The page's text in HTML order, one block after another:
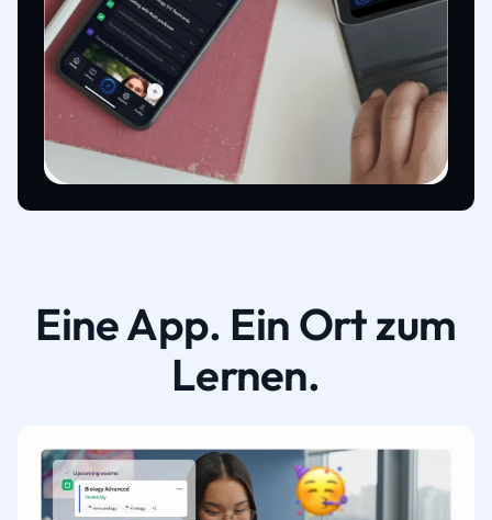
Eine App. Ein Ort zum
Lernen.